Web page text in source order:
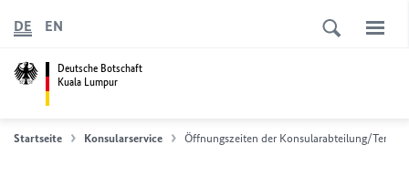
Deutsche Botschaft
Kuala Lumpur
DE EN
Startseite Konsularservice Öffnungszeiten der Konsularabteilung/